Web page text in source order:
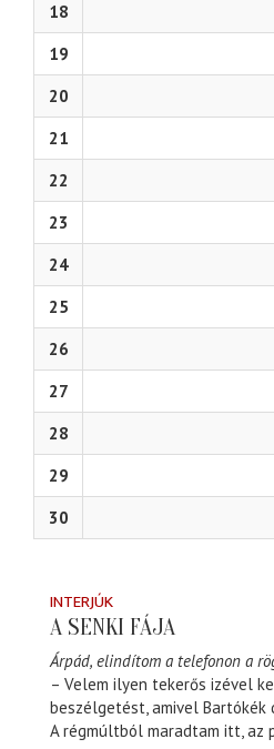
18
19
20
21
22
23
24
25
26
27
28
29
30
INTERJÚK
A SENKI FÁJA
Árpád, elindítom a telefonon a
– Velem ilyen tekerős izével
beszélgetést, amivel Bartókék
A régmúltból maradtam itt, az